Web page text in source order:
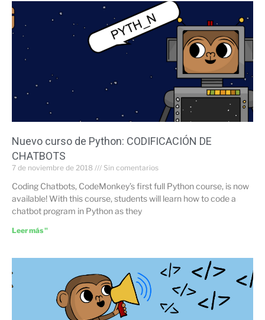
Nuevo curso de Python: CODIFICACIÓN DE
CHATBOTS
7 de noviembre de 2018 Sin comentarios
Coding Chatbots, CodeMonkey’s first full Python course, is now
available! With this course, students will learn how to code a
chatbot program in Python as they
Leer más "